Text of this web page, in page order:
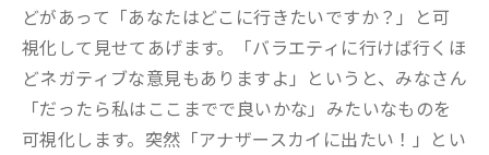
どがあって「あなたはどこに行きたいですか？」と可
視化して見せてあげます。「バラエティに行けば行くほ
どネガティブな意見もありますよ」というと、みなさん
「だったら私はここまでで良いかな」みたいなものを
可視化します。突然「アナザースカイに出たい！」とい